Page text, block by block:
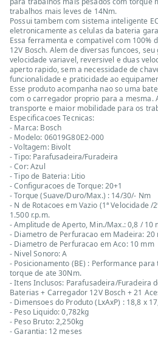
trabalhos mais leves de 14Nm.
Possui tambem com sistema inteligente
eletronicamente as celulas da bateria
Essa ferramenta e compativel com 100%
12V Bosch. Alem de diversas funcoes,
velocidade variavel, reversivel e duas
aperto rapido, sem a necessidade de
funcionalidade e praticidade ao
Esse produto acompanha nao so uma
com o carregador proprio para a mesma.
transporte e maior mobilidade para os
Especificacoes Tecnicas:
- Marca: Bosch
- Modelo: 06019G80E2-000
- Voltagem: Bivolt
- Tipo: Parafusadeira/Furadeira
- Cor: Azul
- Tipo de Bateria: Litio
- Configuracoes de Torque: 20+1
- Torque (Suave/Duro/Max.) : 14/30/- Nm
- N de Rotacoes em Vazio (1ª Velocidade /
1.500 r.p.m.
- Amplitude de Aperto, Min./Max.: 0,8 / 10
- Diametro de Perfuracao em Madeira: 20
- Diametro de Perfuracao em Aco: 10 mm
- Nivel Sonoro: A
- Posicionamento (BE) : Performance
torque de ate 30Nm.
- Itens Inclusos: Parafusadeira/Furadeira
Baterias + Carregador 12V Bosch + 21
- Dimensoes do Produto (LxAxP) : 18,8 x
- Peso Liquido: 0,782kg
- Peso Bruto: 2,250kg
- Garantia: 12 meses